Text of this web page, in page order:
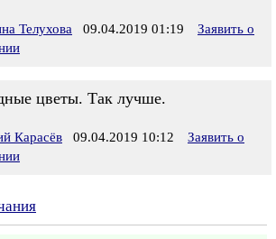
Телухова 09.04.2019 01:19
Заявить о
цветы. Так лучше.
Карасёв 09.04.2019 10:12
Заявить о